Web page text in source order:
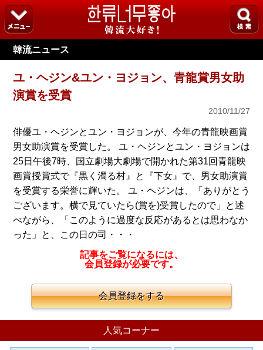
韓流ニュース
ユ・ヘジン&ユン・ヨジョン、青龍賞男女助
演賞を受賞
2010/11/27
俳優ユ・ヘジンとユン・ヨジョンが、今年の青龍映画賞
男女助演賞を受賞した。 ユ・ヘジンとユン・ヨジョンは
25日午後7時、国立劇場大劇場で開かれた第31回青龍映
画賞授賞式で『黒く濁る村』と『下女』で、男女助演賞
を受賞する栄誉に輝いた。 ユ・ヘジンは、「ありがとう
ございます。横で見ていたら(賞を)受賞したので」と述
べながら、「このように過度な反応があるとは思わなか
った」と、この日の司・・・
記事をご覧になるには、
会員登録が必要です。
会員登録をする
人気コーナー